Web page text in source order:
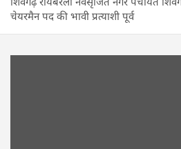
चेयरमैन पद की भावी प्रत्याशी पूर्व